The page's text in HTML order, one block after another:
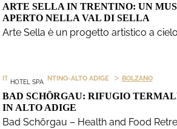
ARTE SELLA IN TRENTINO: UN
APERTO NELLA VAL DI SELLA
Arte Sella è un progetto artistico a
HOTEL SPA
ITALIA > TRENTINO-ALTO ADIGE > BOLZANO
BAD SCHÖRGAU: RIFUGIO
IN ALTO ADIGE
Bad Schörgau – Health and Food